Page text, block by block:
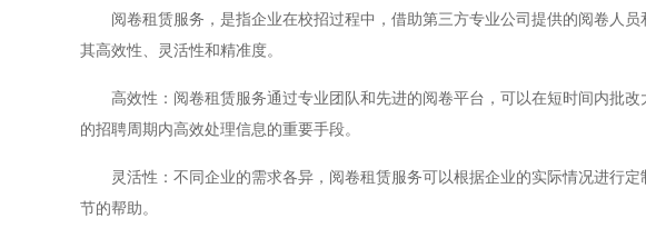
阅卷租赁服务，是指企业在校招过程中，借助第三方专业公司提供的阅卷人员
其高效性、灵活性和精准度。
高效性：阅卷租赁服务通过专业团队和先进的阅卷平台，可以在短时间内批改
的招聘周期内高效处理信息的重要手段。
灵活性：不同企业的需求各异，阅卷租赁服务可以根据企业的实际情况进行定
节的帮助。